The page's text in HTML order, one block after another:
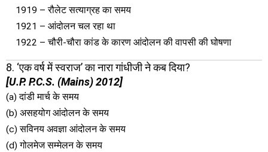
1919 – रौलेट सत्याग्रह का समय
1921 – आंदोलन चल रहा था
1922 – चौरी-चौरा कांड के कारण आंदोलन की वापसी की घोषणा
8. ‘एक वर्ष में स्वराज’ का नारा गांधीजी ने कब दिया?
[U.P. P.C.S. (Mains) 2012]
(a) दांडी मार्च के समय
(b) असहयोग आंदोलन के समय
(c) सविनय अवज्ञा आंदोलन के समय
(d) गोलमेज सम्मेलन के समय